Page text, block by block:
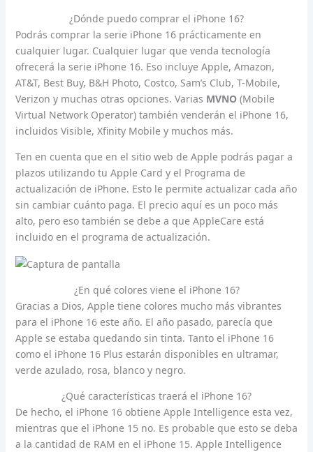
¿Dónde puedo comprar el iPhone 16?
Podrás comprar la serie iPhone 16 prácticamente en
cualquier lugar. Cualquier lugar que venda tecnología
ofrecerá la serie iPhone 16. Eso incluye Apple, Amazon,
AT&T, Best Buy, B&H Photo, Costco, Sam’s Club, T-Mobile,
Verizon y muchas otras opciones. Varias MVNO(Mobile
Virtual Network Operator) también venderán el iPhone 16,
incluidos Visible, Xfinity Mobile y muchos más.
Ten en cuenta que en el sitio web de Apple podrás pagar a
plazos utilizando tu Apple Card y el Programa de
actualización de iPhone. Esto le permite actualizar cada año
sin cambiar cuánto paga. El precio aquí es un poco más
alto, pero eso también se debe a que AppleCare está
incluido en el programa de actualización.
¿En qué colores viene el iPhone 16?
Gracias a Dios, Apple tiene colores mucho más vibrantes
para el iPhone 16 este año. El año pasado, parecía que
Apple se estaba quedando sin tinta. Tanto el iPhone 16
como el iPhone 16 Plus estarán disponibles en ultramar,
verde azulado, rosa, blanco y negro.
¿Qué características traerá el iPhone 16?
De hecho, el iPhone 16 obtiene Apple Intelligence esta vez,
mientras que el iPhone 15 no. Es probable que esto se deba
a la cantidad de RAM en el iPhone 15. Apple Intelligence